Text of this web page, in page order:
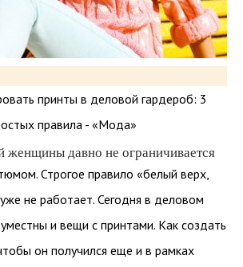
женщины давно не ограничивается
Строгое правило «белый верх,
не работает. Сегодня в деловом
и вещи с принтами. Как создать
он получился еще и в рамках